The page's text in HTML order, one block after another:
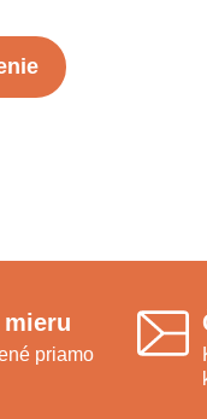
mieru
priamo